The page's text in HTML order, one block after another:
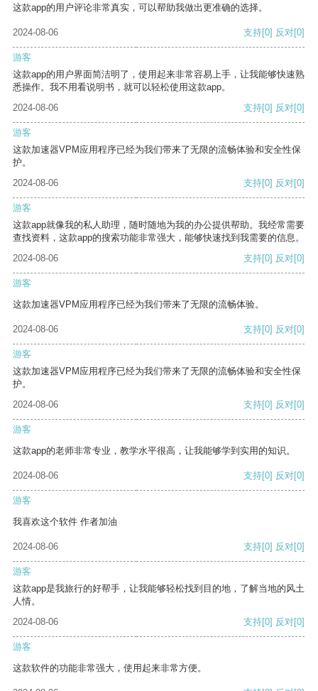
这款app的用户评论非常真实，可以帮助我做出更准确的选择。
2024-08-06 支持[0] 反对[0]
游客
这款app的用户界面简洁明了，使用起来非常容易上手，让我能够快速熟
悉操作。我不用看说明书，就可以轻松使用这款app。
2024-08-06
支持[0] 反对[0]
游客
这款加速器VPM应用程序已经为我们带来了无限的流畅体验和安全性保
护。
2024-08-06
支持[0] 反对[0]
游客
这款app就像我的私人助理，随时随地为我的办公提供帮助。我经常需要
查找资料，这款app的搜索功能非常强大，能够快速找到我需要的信息。
2024-08-06
支持[0] 反对[0]
游客
这款加速器VPM应用程序已经为我们带来了无限的流畅体验。
2024-08-06 支持[0] 反对[0]
游客
这款加速器VPM应用程序已经为我们带来了无限的流畅体验和安全性保
护。
2024-08-06
支持[0] 反对[0]
游客
这款app的老师非常专业，教学水平很高，让我能够学到实用的知识。
2024-08-06 支持[0] 反对[0]
游客
我喜欢这个软件 作者加油
2024-08-06 支持[0] 反对[0]
游客
这款app是我旅行的好帮手，让我能够轻松找到目的地，了解当地的风土
人情。
2024-08-06
支持[0] 反对[0]
游客
这款软件的功能非常强大，使用起来非常方便。